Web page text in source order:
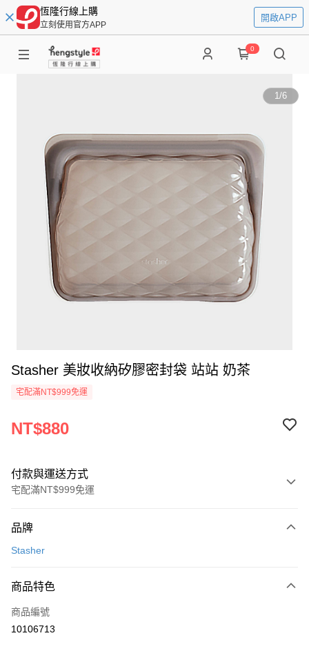
恆隆行線上購
立刻使用官方APP
開啟APP
0
1/6
Stasher 美妝收納矽膠密封袋 站站 奶茶
宅配滿NT$999免運
NT$880
付款與運送方式
宅配滿NT$999免運
信用卡一次付款
3 期 0 利率 每期
合作金庫商業銀行
上海商業儲蓄銀行
合作金庫商業銀行
即享券
品牌
Stasher
商品特色
商品編號
10106713